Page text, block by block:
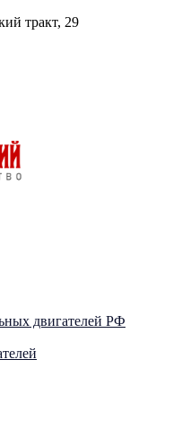
тракт, 29
двигателей РФ